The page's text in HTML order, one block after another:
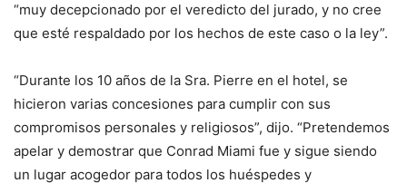
“muy decepcionado por el veredicto del jurado, y no cree
que esté respaldado por los hechos de este caso o la ley”.
“Durante los 10 años de la Sra. Pierre en el hotel, se
hicieron varias concesiones para cumplir con sus
compromisos personales y religiosos”, dijo. “Pretendemos
apelar y demostrar que Conrad Miami fue y sigue siendo
un lugar acogedor para todos los huéspedes y